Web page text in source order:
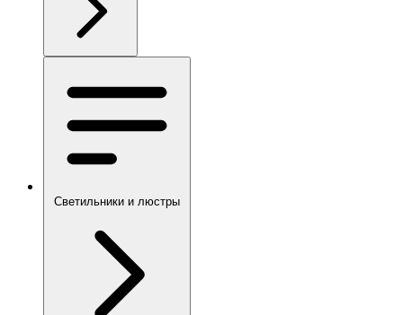
Светильники и люстры